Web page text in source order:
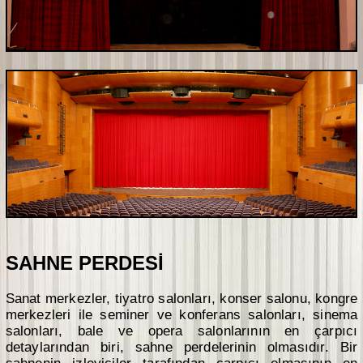
SAHNE PERDESİ
Sanat merkezler, tiyatro salonları, konser salonu, kongre
merkezleri ile seminer ve konferans salonları, sinema
salonları, bale ve opera salonlarının en çarpıcı
detaylarından biri, sahne perdelerinin olmasıdır. Bir